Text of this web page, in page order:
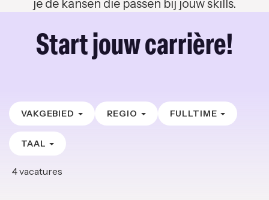
je de kansen die passen bij jouw skills.
Start jouw carrière!
VAKGEBIED REGIO FULLTIME
TAAL
4vacatures